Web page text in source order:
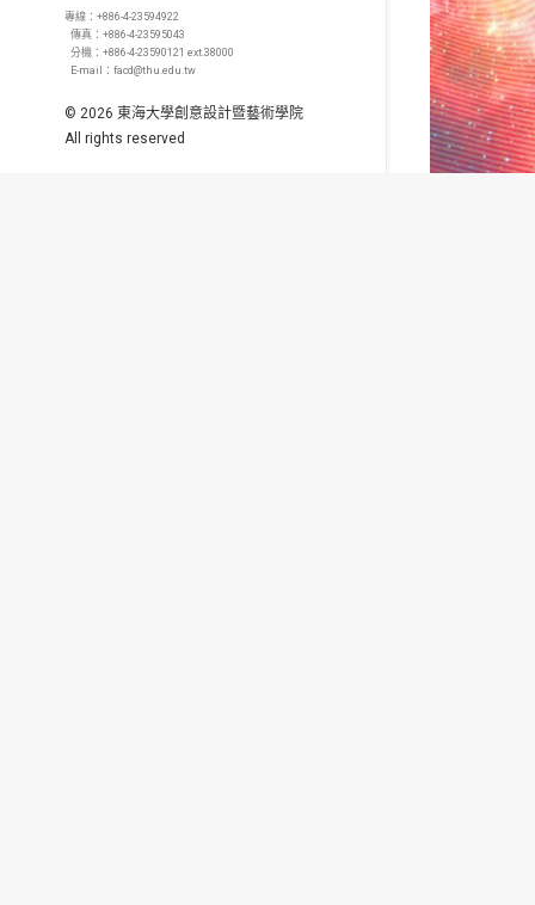
專線：+886-4-23594922
傳真：+886-4-23595043
分機：+886-4-23590121 ext.38000
E-mail：facd@thu.edu.tw
© 2026 東海大學創意設計暨藝術學院
All rights reserved